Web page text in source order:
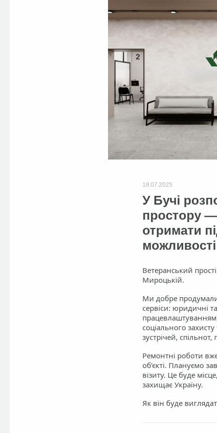
18.07.2025
У Бучі
простору
отримати
можливості
Ветеранський
Мироцькій.
Ми добре
сервіси: юридичні
працевлаштуванням,
соціального
зустрічей, спільнот,
Ремонтні роботи
об’єкті. Плануємо
візиту. Це буде
захищає Україну.
Як він буде